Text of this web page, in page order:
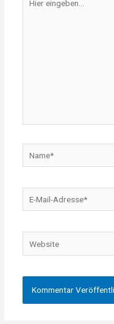
eingeben…
Mail-
Website